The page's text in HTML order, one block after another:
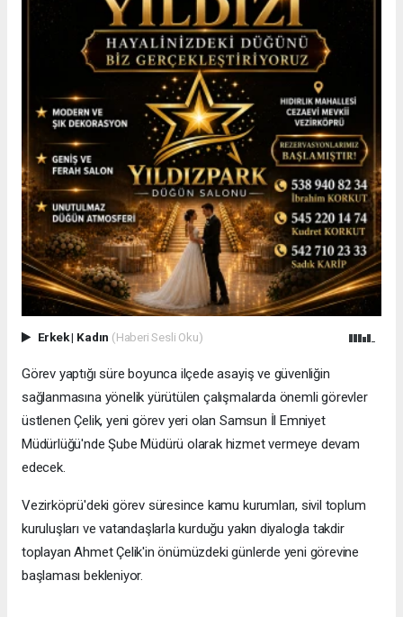
Erkek| Kadın (Haberi Sesli Oku)
Görev yaptığı süre boyunca ilçede asayiş ve güvenliğin
sağlanmasına yönelik yürütülen çalışmalarda önemli görevler
üstlenen Çelik, yeni görev yeri olan Samsun İl Emniyet
Müdürlüğü'nde Şube Müdürü olarak hizmet vermeye devam
edecek.
Vezirköprü'deki görev süresince kamu kurumları, sivil toplum
kuruluşları ve vatandaşlarla kurduğu yakın diyalogla takdir
toplayan Ahmet Çelik'in önümüzdeki günlerde yeni görevine
başlaması bekleniyor.